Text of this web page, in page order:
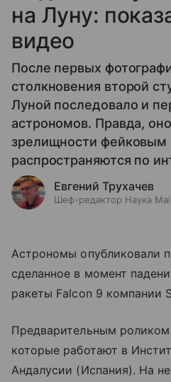
на Луну:
видео
После первых
столкновения второй
Луной последовало и
астрономов. Правда,
зрелищности фейковым
распространяются по
Евгений Трухачев
Шеф-редактор Наука Mail
Астрономы опубликовали
сделанное в момент
ракеты Falcon 9 компании
Предварительным
которые работают в
Андалусии (Испания). На